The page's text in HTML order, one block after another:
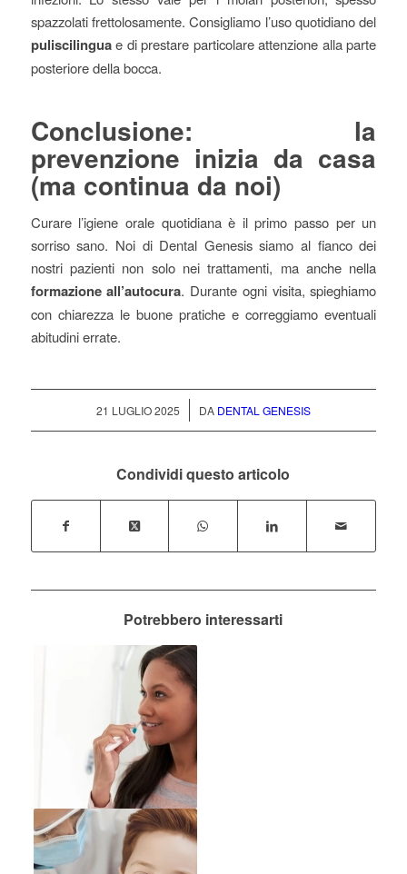
spazzolati frettolosamente. Consigliamo l’uso quotidiano del
puliscilinguae di prestare particolare attenzione alla parte
posteriore della bocca.
Conclusione: la
prevenzione inizia da casa
(ma continua da noi)
Curare l’igiene orale quotidiana è il primo passo per un
sorriso sano. Noi di Dental Genesis siamo al fianco dei
nostri pazienti non solo nei trattamenti, ma anche nella
formazione all’autocura. Durante ogni visita, spieghiamo
con chiarezza le buone pratiche e correggiamo eventuali
abitudini errate.
21 LUGLIO 2025
/ DA DENTAL GENESIS
Condividi questo articolo
Potrebbero interessarti